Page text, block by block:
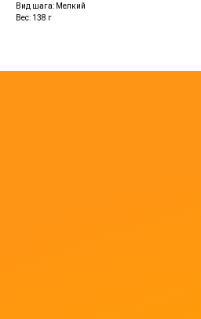
Вид шага: Мелкий
Вес: 138 г